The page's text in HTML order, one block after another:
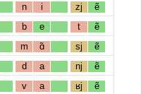
n i zj ẽ
b e t ẽ
m ɑ̃ sj ẽ
d a nj ẽ
v a ʁj ẽ